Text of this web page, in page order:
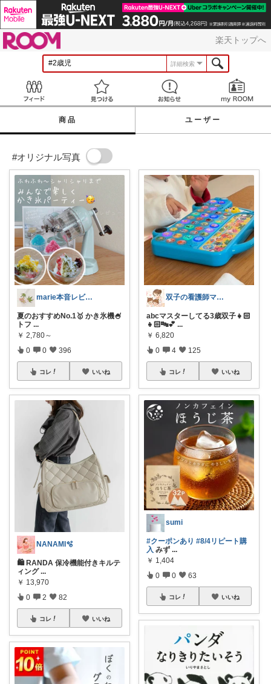
楽天トップへ
詳細検索
見つける お知らせ
商品 ユーザー
#オリジナル写真
marie本音レビュー🏝️夏休み💃
夏のおすすめNo.1🥇 かき氷機🍧
トフ ...
￥ 2,780～
0 0 396
コレ いいね
NANAMI🫧
🛍️ RANDA 保冷機能付きキルテ
ィング ...
￥ 13,970
0 2 82
コレ いいね
双子の看護師ママ🎀naa
abcマスターしてる3歳双子👧🏻
👧🏻🔤💕 ...
￥ 6,820
0 4 125
コレ いいね
sumi
#クーポンあり #8/4リピート購
入 みず ...
￥ 1,404
0 0 63
コレ いいね